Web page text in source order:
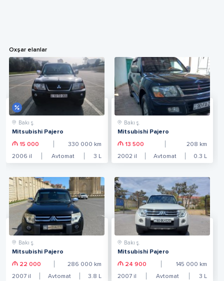
Oxşar elanlar
Bakı ş.
Mitsubishi Pajero
15 000 330 000 km
2006 il Avtomat 3 L
Bakı ş.
Mitsubishi Pajero
13 500 208 km
2002 il Avtomat 0.3 L
Bakı ş.
Mitsubishi Pajero
22 000 286 000 km
2007 il Avtomat 3.8 L
Bakı ş.
Mitsubishi Pajero
24 900 145 000 km
2007il Avtomat 3 L